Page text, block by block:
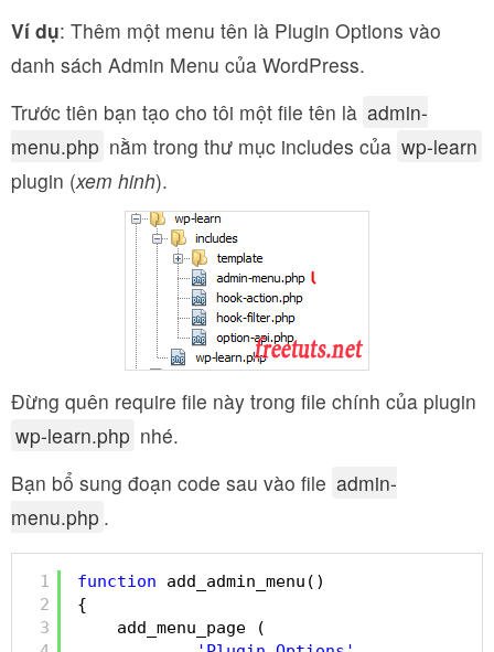
Ví dụ: Thêm một menu tên là Plugin Options vào
danh sách Admin Menu của WordPress.
Trước tiên bạn tạo cho tôi một file tên là admin-
menu.php nằm trong thư mục includes của wp-learn
plugin (xem hinh).
Đừng quên require file này trong file chính của plugin
wp-learn.php nhé.
Bạn bổ sung đoạn code sau vào file admin-
menu.php .
1
2
3
function
add_admin_menu()
{
add_menu_page (